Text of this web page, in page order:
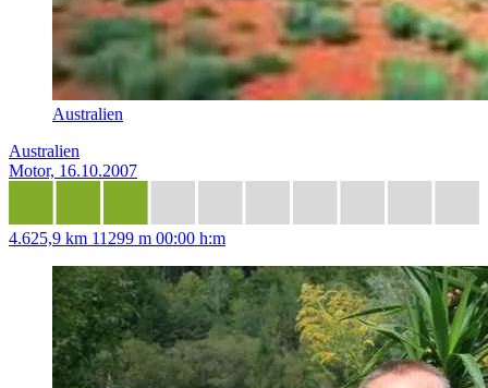
Australien
Australien
Motor, 16.10.2007
4.625,9 km 11299 m 00:00 h:m